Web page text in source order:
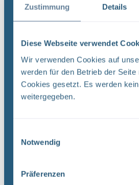
Zustimmung Details
Diese Webseite verwendet
Wir verwenden Cookies auf
werden für den Betrieb der Seite
Cookies gesetzt. Es werden
weitergegeben.
Notwendig
Präferenzen
1
Forschungs- und
BGE (PDF)
Strategie erhalten Sie einen
Dateityp: PDF |